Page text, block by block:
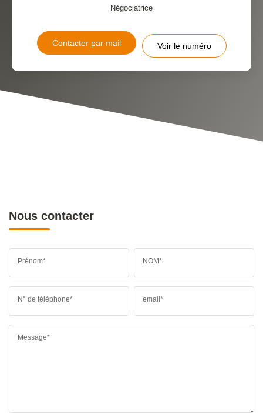
Négociatrice
Contacter par mail Voir le numéro
Nous contacter
Prénom* NOM*
N° de téléphone* email*
Message*